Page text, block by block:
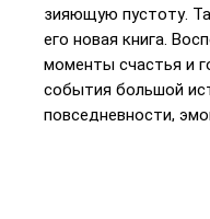
зияющую пустоту.
его новая книга.
моменты счастья и
события большой
повседневности,